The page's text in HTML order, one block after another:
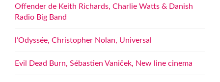
Offender de Keith Richards, Charlie Watts & Danish
Radio Big Band
l’Odyssée, Christopher Nolan, Universal
Evil Dead Burn, Sébastien Vaniček, New line cinema